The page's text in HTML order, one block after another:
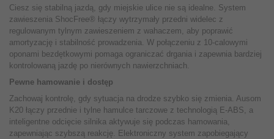
Ciesz się stabilną jazdą, gdy miejskie ulice nie są idealne. System
zawieszenia ShocFree® łączy wytrzymały przedni widelec z
regulowanym tylnym zawieszeniem z wahaczem, aby poprawić
amortyzację i stabilność prowadzenia. W połączeniu z 10-calowymi
oponami bezdętkowymi pomaga ograniczać drgania i zapewnia bardziej
kontrolowaną jazdę po nierównych nawierzchniach.
Pewne hamowanie i dostęp
Zachowaj kontrolę, gdy sytuacja na drodze szybko się zmienia. Ausom
K20 łączy przednie i tylne hamulce tarczowe z technologią E-ABS, a
inteligentne odcięcie silnika aktywuje się podczas hamowania,
zapewniając szybszą reakcję. Elektroniczny system zapobiegający